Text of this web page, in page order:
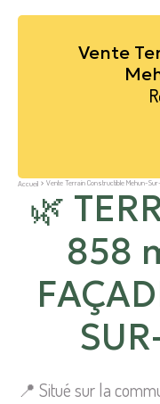
Vente
Accueil Vente Terrain Constructible Mehun-
🌿
858
📍 Situé sur la